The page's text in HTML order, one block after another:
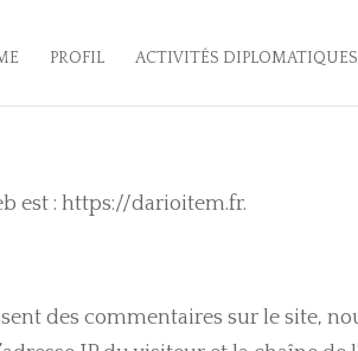
PROFIL ACTIVITÉS DIPLOMATIQUES
est : https://darioitem.fr.
des commentaires sur le site,